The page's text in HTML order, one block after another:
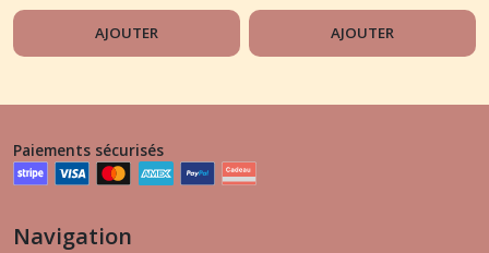
AJOUTER AJOUTER
Paiements sécurisés
Navigation